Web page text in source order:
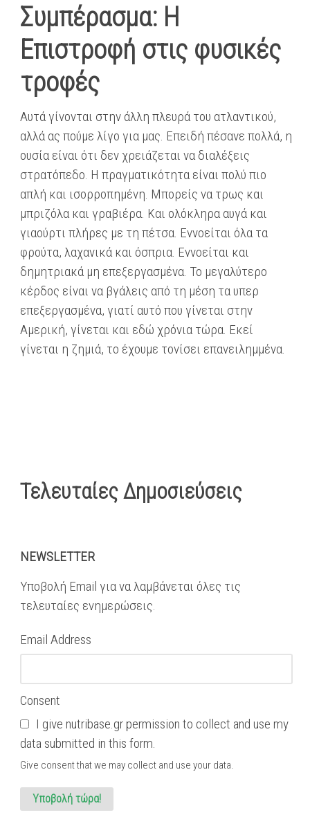
Συμπέρασμα: Η
Επιστροφή στις φυσικές
τροφές
​Αυτά γίνονται στην άλλη πλευρά του ατλαντικού,
αλλά ας πούμε λίγο για μας. Επειδή πέσανε πολλά, η
ουσία είναι ότι δεν χρειάζεται να​ διαλέξεις
στρατόπεδο. Η πραγματικότητα είναι πολύ πιο
απλή και ισορροπημένη​. Μπορείς να τρως ​και
μπριζόλα και γραβιέρα​. Και ολόκληρα αυγά και
γιαούρτι πλήρες με τη πέτσα. Εννοείται όλα τα
φρούτα, λαχανικά και όσπρια​. ​Εννοείται και
δημητριακά​ μη επεξεργασμένα. Το μεγαλύτερο
κέρδος​ είναι να βγάλεις από τη μέση τα υπερ​
επεξεργασμένα​, γιατί αυτό που γίνεται στην
Αμερική, γίνεται και εδώ χρόνια τώρα. Εκεί
γίνεται η ζημιά, το έχουμε τονίσει επανειλημμένα.
Τελευταίες Δημοσιεύσεις
NEWSLETTER
Υποβολή Email για να λαμβάνεται όλες τις
τελευταίες ενημερώσεις.
Email Address
Consent
I give nutribase.gr permission to collect and use my
data submitted in this form.
Give consent that we may collect and use your data.
Υποβολή τώρα!